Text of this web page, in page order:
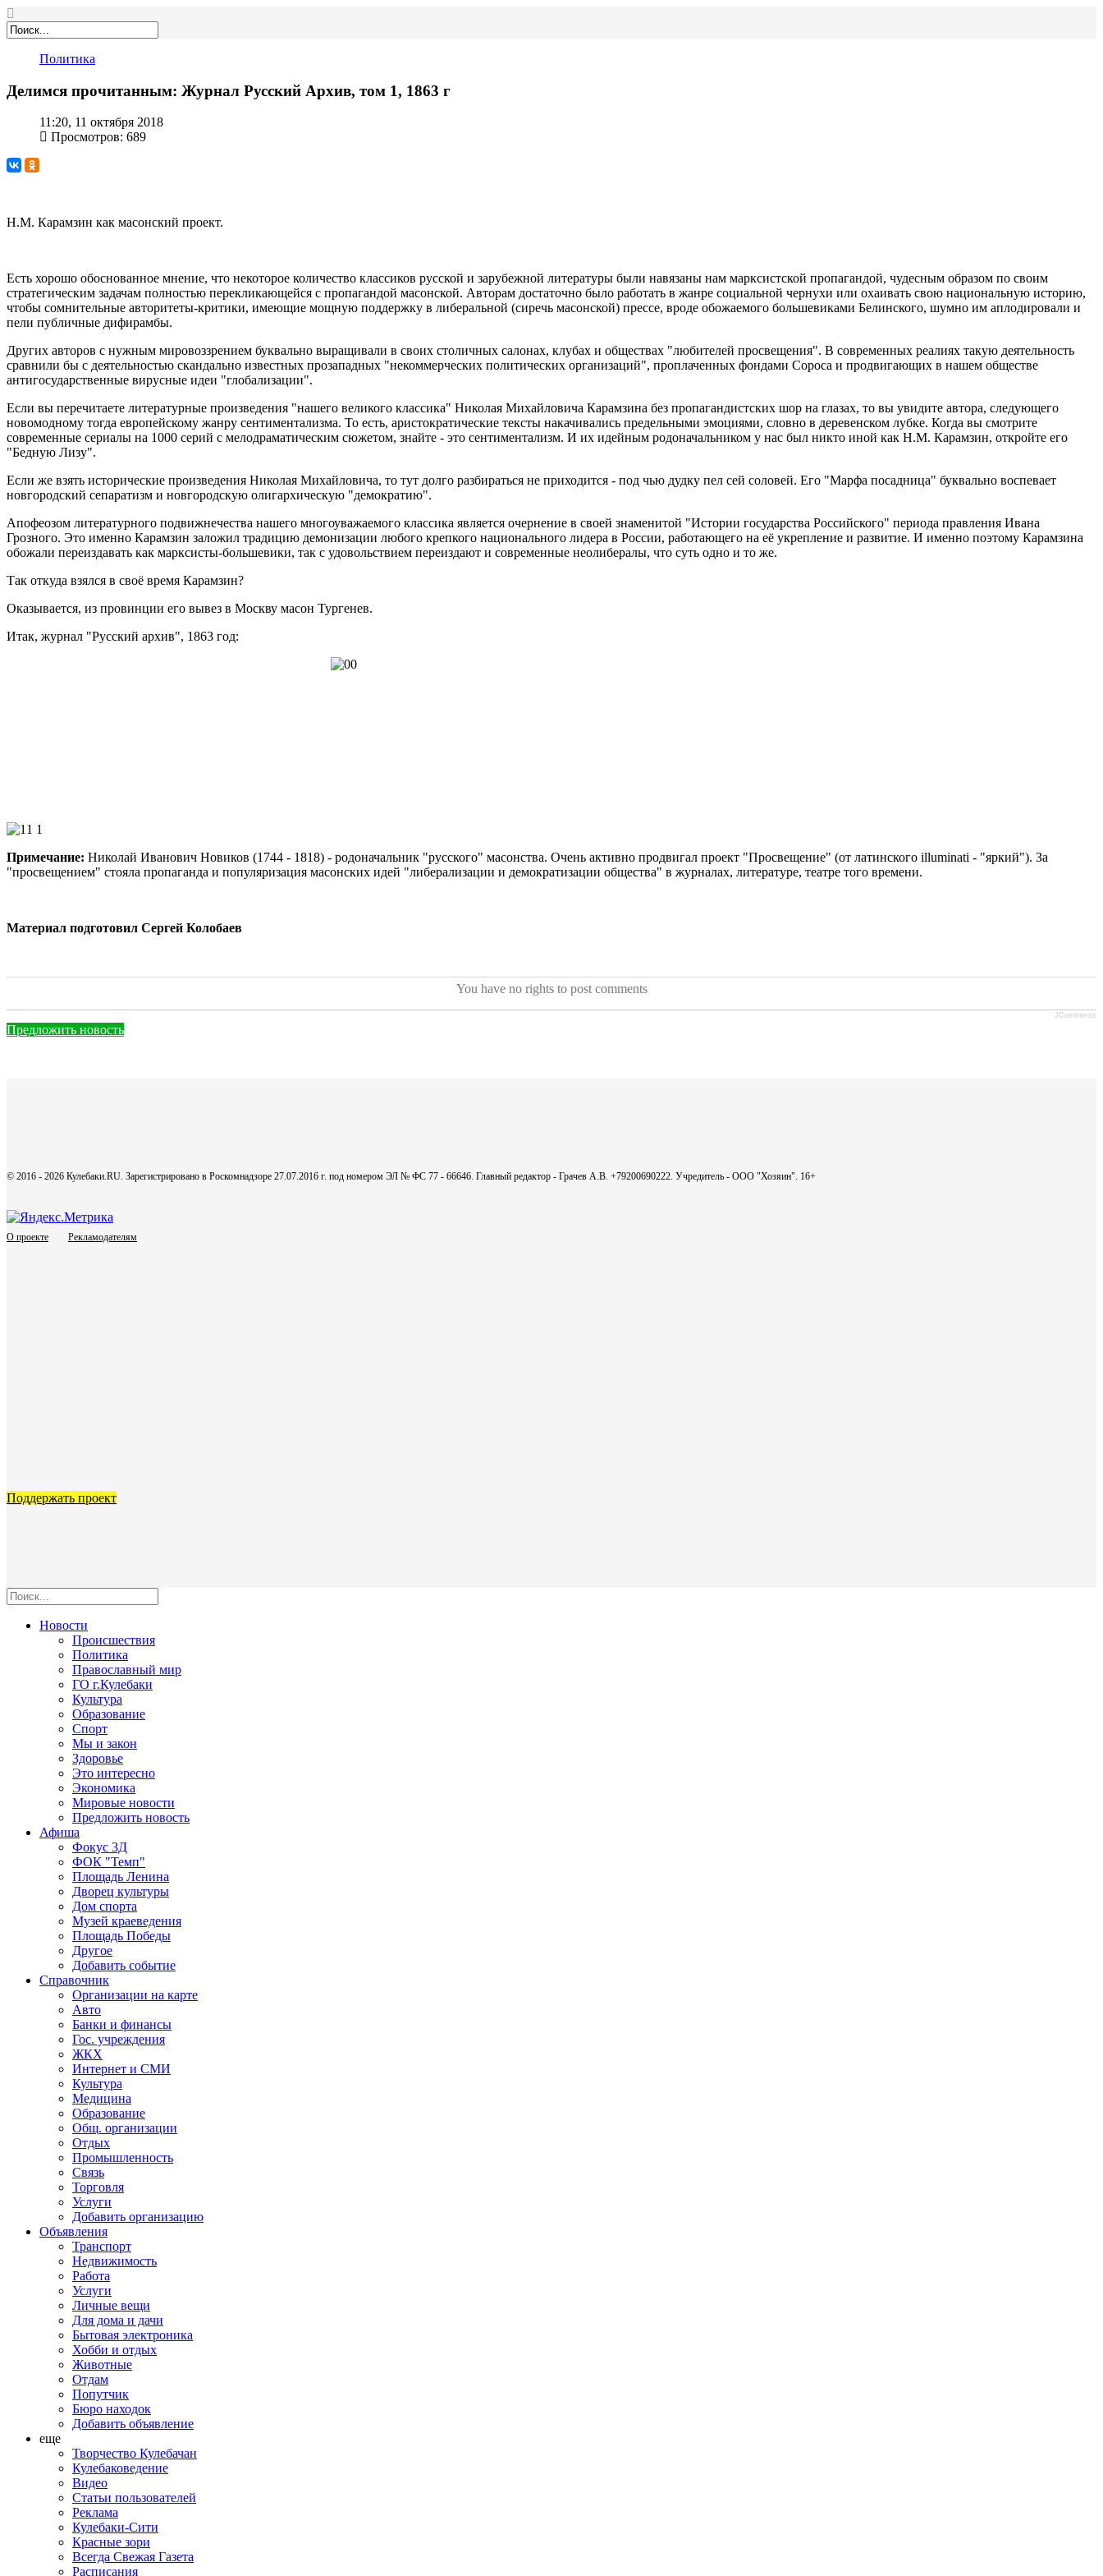
Политика
Делимся прочитанным: Журнал Русский Архив, том 1, 1863 г
11:20, 11 октября 2018
Просмотров: 689
Н.М. Карамзин как масонский проект.
Есть хорошо обоснованное мнение, что некоторое количество классиков русской и зарубежной литературы были навязаны нам марксистской пропагандой, чудесным образом по своим
стратегическим задачам полностью перекликающейся с пропагандой масонской. Авторам достаточно было работать в жанре социальной чернухи или охаивать свою национальную историю,
чтобы сомнительные авторитеты-критики, имеющие мощную поддержку в либеральной (сиречь масонской) прессе, вроде обожаемого большевиками Белинского, шумно им аплодировали и
пели публичные дифирамбы.
Других авторов с нужным мировоззрением буквально выращивали в своих столичных салонах, клубах и обществах "любителей просвещения". В современных реалиях такую деятельность
сравнили бы с деятельностью скандально известных прозападных "некоммерческих политических организаций", проплаченных фондами Сороса и продвигающих в нашем обществе
антигосударственные вирусные идеи "глобализации".
Если вы перечитаете литературные произведения "нашего великого классика" Николая Михайловича Карамзина без пропагандистских шор на глазах, то вы увидите автора, следующего
новомодному тогда европейскому жанру сентиментализма. То есть, аристократические тексты накачивались предельными эмоциями, словно в деревенском лубке. Когда вы смотрите
современные сериалы на 1000 серий с мелодраматическим сюжетом, знайте - это сентиментализм. И их идейным родоначальником у нас был никто иной как Н.М. Карамзин, откройте его
"Бедную Лизу".
Если же взять исторические произведения Николая Михайловича, то тут долго разбираться не приходится - под чью дудку пел сей соловей. Его "Марфа посадница" буквально воспевает
новгородский сепаратизм и новгородскую олигархическую "демократию".
Апофеозом литературного подвижнечества нашего многоуважаемого классика является очернение в своей знаменитой "Истории государства Российского" периода правления Ивана
Грозного. Это именно Карамзин заложил традицию демонизации любого крепкого национального лидера в России, работающего на её укрепление и развитие. И именно поэтому Карамзина
обожали переиздавать как марксисты-большевики, так с удовольствием переиздают и современные неолибералы, что суть одно и то же.
Так откуда взялся в своё время Карамзин?
Оказывается, из провинции его вывез в Москву масон Тургенев.
Итак, журнал "Русский архив", 1863 год:
Примечание: Николай Иванович Новиков (1744 - 1818) - родоначальник "русского" масонства. Очень активно продвигал проект "Просвещение" (от латинского illuminati - "яркий"). За
"просвещением" стояла пропаганда и популяризация масонских идей "либерализации и демократизации общества" в журналах, литературе, театре того времени.
Материал подготовил Сергей Колобаев
You have no rights to post comments
JComments
Предложить новость
© 2016 - 2026 Кулебаки.RU. Зарегистрировано в Роскомнадзоре 27.07.2016 г. под номером ЭЛ № ФС 77 - 66646. Главный редактор - Грачев А.В. +79200690222. Учредитель - ООО "Хозяин". 16+
О проекте Рекламодателям
Поддержать проект
Новости
Происшествия
Политика
Православный мир
ГО г.Кулебаки
Культура
Образование
Спорт
Мы и закон
Здоровье
Это интересно
Экономика
Мировые новости
Предложить новость
Афиша
Фокус 3Д
ФОК "Темп"
Площадь Ленина
Дворец культуры
Дом спорта
Музей краеведения
Площадь Победы
Другое
Добавить событие
Справочник
Организации на карте
Авто
Банки и финансы
Гос. учреждения
ЖКХ
Интернет и СМИ
Культура
Медицина
Образование
Общ. организации
Отдых
Промышленность
Связь
Торговля
Услуги
Добавить организацию
Объявления
Транспорт
Недвижимость
Работа
Услуги
Личные вещи
Для дома и дачи
Бытовая электроника
Хобби и отдых
Животные
Отдам
Попутчик
Бюро находок
Добавить объявление
еще
Творчество Кулебачан
Кулебаковедение
Видео
Статьи пользователей
Реклама
Кулебаки-Сити
Красные зори
Всегда Свежая Газета
Расписания